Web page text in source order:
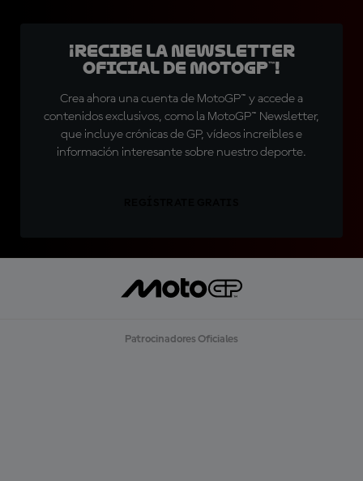
¡Recibe la Newsletter
oficial de MotoGP™!
Crea ahora una cuenta de MotoGP™ y accede a
contenidos exclusivos, como la MotoGP™ Newsletter,
que incluye crónicas de GP, vídeos increíbles e
información interesante sobre nuestro deporte.
Patrocinadores Oficiales